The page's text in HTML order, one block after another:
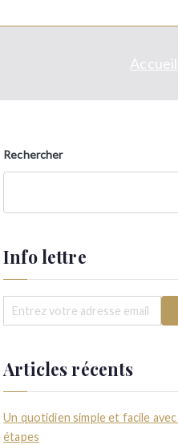
Accueil
Rechercher
Info lettre
Articles récents
Un quotidien simple et facile
étapes